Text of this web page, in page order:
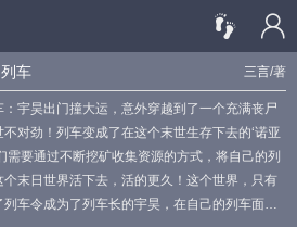
三言/著
车
宇昊出门撞大运，意外穿越到了一个充满丧尸
对劲！列车变成了在这个末世生存下去的‘诺亚
需要通过不断挖矿收集资源的方式，将自己的列
末日世界活下去，活的更久！这个世界，只有
车令成为了列车长的宇昊，在自己的列车面临